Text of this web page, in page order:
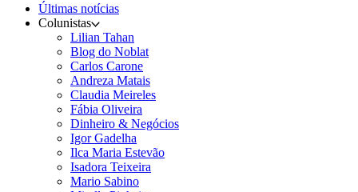
Últimas notícias
Colunistas
Lilian Tahan
Blog do Noblat
Carlos Carone
Andreza Matais
Claudia Meireles
Fábia Oliveira
Dinheiro & Negócios
Igor Gadelha
Ilca Maria Estevão
Isadora Teixeira
Mario Sabino